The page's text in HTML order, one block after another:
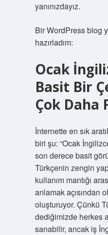
yanınızdayız.
Bir WordPress blog
hazırladım:
Ocak
Basit Bir
Çok Daha
İnternette en sık
biri şu: “Ocak
son derece basit
Türkçenin zengin
kullanım mantığı
anlamak açısından
oluşturuyor. Çünkü
dediğimizde herkes
sanabilir, ancak iş